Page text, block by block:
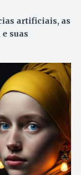
artificiais, as
suas